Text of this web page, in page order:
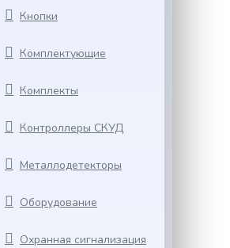
Кнопки
Комплектующие
Комплекты
Контроллеры СКУД
Металлодетекторы
Оборудование
Охранная сигнализация